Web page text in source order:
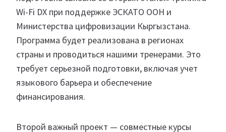
Wi-Fi DX при поддержке ЭСКАТО ООН и
Министерства цифровизации Кыргызстана.
Программа будет реализована в регионах
страны и проводиться нашими тренерами. Это
требует серьезной подготовки, включая учет
языкового барьера и обеспечение
финансирования.
Второй важный проект — совместные курсы